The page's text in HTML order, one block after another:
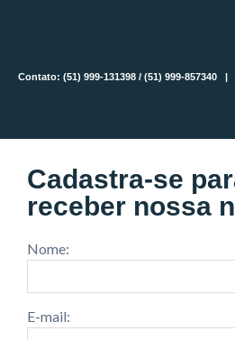
Contato: (51) 999-131398 / (51) 999-857340 |
Cadastra-se
receber nossa
Nome:
E-mail: